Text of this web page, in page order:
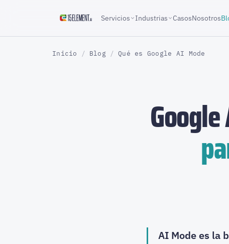
Servicios Industrias CasosNosotros
Inicio / Blog / Qué es Google AI Mode
AI Mode es la